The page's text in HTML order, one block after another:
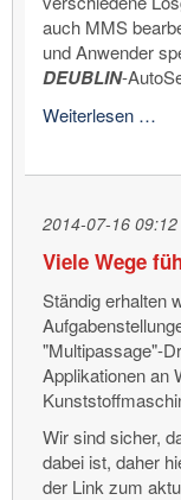
auch MMS
und Anwender
DEUBLIN-
Weiterlesen …
2014-07-16 09:12
Viele Wege
Ständig erhalten
"Multipassage"-
Applikationen an
Wir sind sicher,
dabei ist, daher
der Link zum